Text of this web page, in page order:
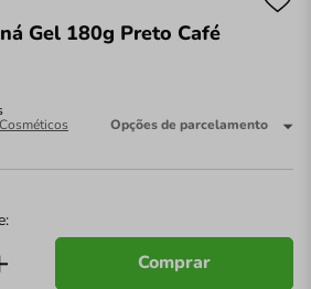
Gel 180g Preto Café
Opções de parcelamento
Comprar